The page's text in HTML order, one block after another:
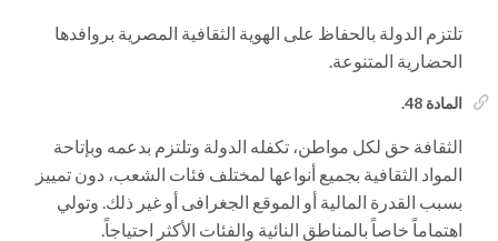
تلتزم الدولة بالحفاظ على الهوية الثقافية المصرية بروافدها
الحضارية المتنوعة.
المادة 48.
الثقافة حق لكل مواطن، تكفله الدولة وتلتزم بدعمه وبإتاحة
المواد الثقافية بجميع أنواعها لمختلف فئات الشعب، دون تمييز
بسبب القدرة المالية أو الموقع الجغرافى أو غير ذلك. وتولي
اهتماماً خاصاً بالمناطق النائية والفئات الأكثر احتياجاً.